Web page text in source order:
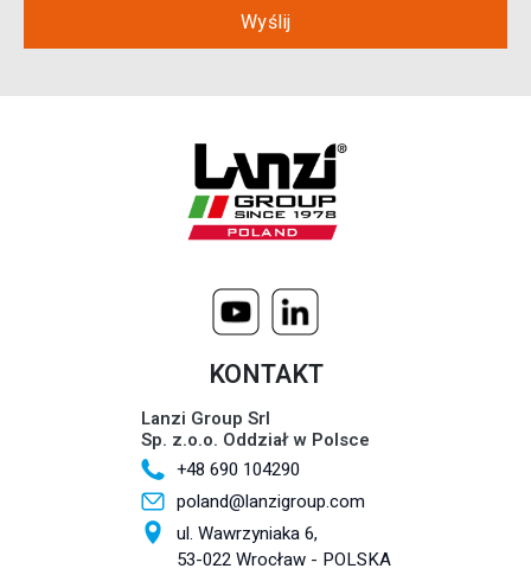
KONTAKT
Lanzi Group Srl
Sp. z.o.o. Oddział w Polsce
+48 690 104290
poland@lanzigroup.com
ul. Wawrzyniaka 6,
53-022 Wrocław - POLSKA